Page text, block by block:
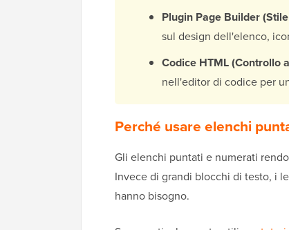
Plugin Page Builder
sul design dell'elenco,
Codice HTML (Controllo
nell'editor di codice per
Perché usare elenchi
Gli elenchi puntati e numerati
Invece di grandi blocchi di testo, i
hanno bisogno.